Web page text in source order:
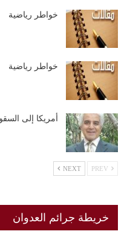
خواطر رياضية
خواطر رياضية
أمريكا إلى
NEXT
خريطة جرائم العدوان